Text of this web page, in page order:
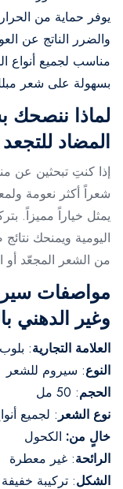
يوفر حماية من
والضرر الناتج عن
مناسب لجميع أنواع
بسهولة على شعر
لماذا ننصحك
المضاد
إذا كنتِ تبحثين عن
شعراً أكثر نعومة
يمثل خياراً مميزاً.
اليومية ويمنحك
من الشعر المجعّد أو
مواصفات
وغير الدهني
العلامة التجارية: بلوب
النوع: سيروم للشعر
الحجم: 50 مل
نوع الشعر : لجميع
خالٍ من: الكحول
الرائحة: غير معطرة
الشكل: تركيبة